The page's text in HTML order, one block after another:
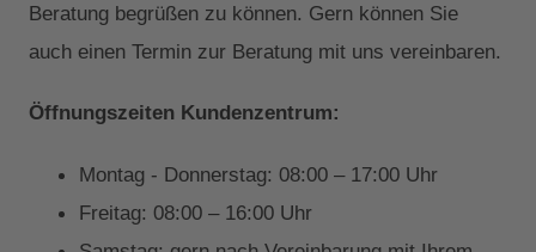
Beratung begrüßen zu können. Gern können Sie
auch einen Termin zur Beratung mit uns vereinbaren.
Öffnungszeiten Kundenzentrum:
Montag - Donnerstag: 08:00 – 17:00 Uhr
Freitag: 08:00 – 16:00 Uhr